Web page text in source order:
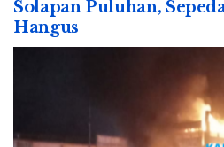
Solapan Puluhan,
Hangus